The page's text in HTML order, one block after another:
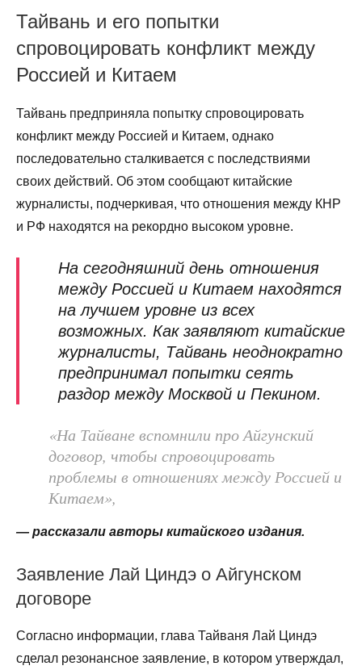
Тайвань и его попытки
спровоцировать конфликт между
Россией и Китаем
Тайвань предприняла попытку спровоцировать
конфликт между Россией и Китаем, однако
последовательно сталкивается с последствиями
своих действий. Об этом сообщают китайские
журналисты, подчеркивая, что отношения между КНР
и РФ находятся на рекордно высоком уровне.
На сегодняшний день отношения
между Россией и Китаем находятся
на лучшем уровне из всех
возможных. Как заявляют китайские
журналисты, Тайвань неоднократно
предпринимал попытки сеять
раздор между Москвой и Пекином.
«На Тайване вспомнили про Айгунский
договор, чтобы спровоцировать
проблемы в отношениях между Россией и
Китаем»,
— рассказали авторы китайского издания.
Заявление Лай Циндэ о Айгунском
договоре
Согласно информации, глава Тайваня Лай Циндэ
сделал резонансное заявление, в котором утверждал,